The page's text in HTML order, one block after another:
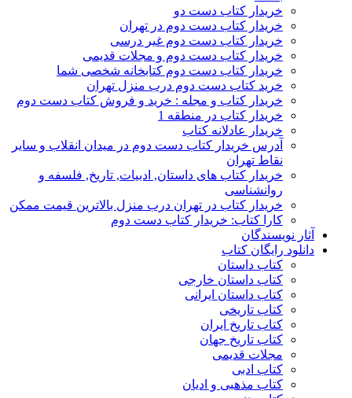
خریدار کتاب دست دو
خریدار کتاب دست دوم در تهران
خریدار کتاب دست دوم غیر درسی
خریدار کتاب دست دوم و مجلات قدیمی
خریدار کتاب دست دوم کتابخانه شخصی شما
خرید کتاب دست دوم درب منزل تهران
خریدار کتاب و مجله : خرید و فروش کتاب دست دوم
خریدار کتاب در منطقه 1
خریدار عادلانه کتاب
آدرس خریدار کتاب دست دوم در میدان انقلاب و سایر
نقاط تهران
خریدار کتاب های داستان, ادبیات, تاریخ, فلسفه و
روانشناسی
خریدار کتاب در تهران درب منزل بالاترین قیمت ممکن
کارا کتاب: خریدار کتاب دست دوم
آثار نویسندگان
دانلود رایگان کتاب
کتاب داستان
کتاب داستان خارجی
کتاب داستان ایرانی
کتاب تاریخی
کتاب تاریخ ایران
کتاب تاریخ جهان
مجلات قدیمی
کتاب ادبی
کتاب مذهبی و ادیان